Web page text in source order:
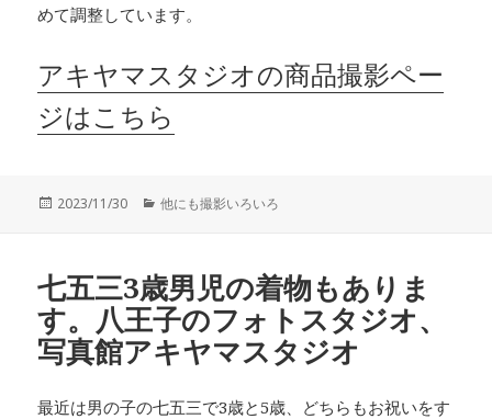
めて調整しています。
アキヤマスタジオの商品撮影ペー
ジはこちら
投
2023/11/30
カ
ー
他にも撮影いろいろ
七五三3歳男児の着物もありま
す。八王子のフォトスタジオ、
写真館アキヤマスタジオ
最近は男の子の七五三で3歳と5歳、どちらもお祝いをす